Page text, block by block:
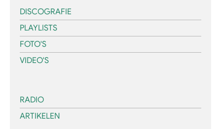
DISCOGRAFIE
PLAYLISTS
FOTO'S
VIDEO'S
RADIO
ARTIKELEN